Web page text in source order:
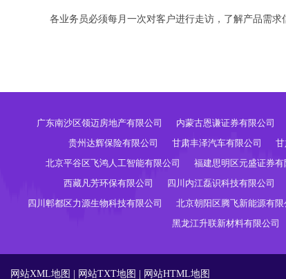
各业务员必须每月一次对客户进行走访，了解产品需
广东南沙区领迈房地产有限公司 内蒙古恩谦证券有限公司
贵州达辉保险有限公司
甘肃丰泽汽车有限公司
北京平谷区飞鸿人工智能有限公司
福建思明区元盛证券有
西藏凡芳环保有限公司
四川内江磊识科技有限公司
四川郫都区力源生物科技有限公司
北京朝阳区腾飞新能源有限
黑龙江升联新材料有限公司
网站XML地图 网站TXT地图 网站HTML地图